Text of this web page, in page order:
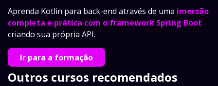
Aprenda Kotlin para back-end através de uma imersão
completa e prática com o framework Spring Boot
criando sua própria API.
Ir para a formação
Outros cursos recomendados